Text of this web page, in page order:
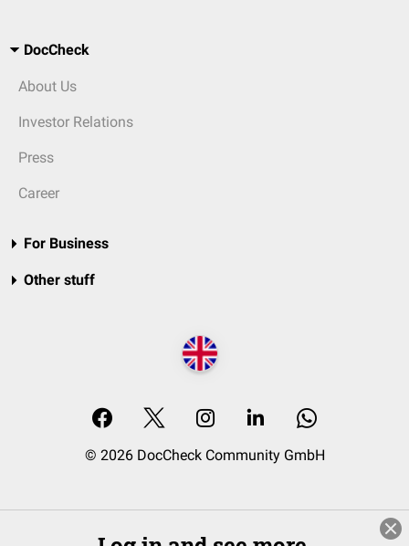
DocCheck
About Us
Investor Relations
Press
Career
For Business
Other stuff
© 2026 DocCheck Community GmbH